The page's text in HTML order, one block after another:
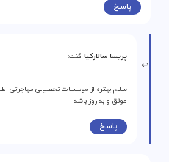
پاسخ
پریسا سالارکیا گفت:
سلام بهتره از موسسات تحصیلی مهاجرتی
موثق و به روز باشه
پاسخ